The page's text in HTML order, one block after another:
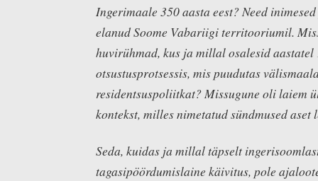
Ingerimaale 350 aasta eest? Need
elanud Soome Vabariigi territooriumil.
huvirühmad, kus ja millal osalesid aastatel
otsustusprotsessis, mis puudutas
residentsuspoliitkat? Missugune oli laiem
kontekst, milles nimetatud sündmused aset
Seda, kuidas ja millal täpselt
tagasipöördumislaine käivitus, pole